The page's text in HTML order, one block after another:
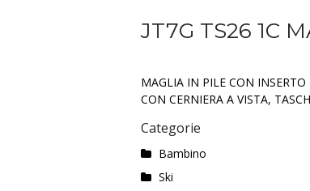
JT7G TS26 1C
MAGLIA IN PILE CON
CON CERNIERA A VISTA,
Categorie
Bambino
Ski